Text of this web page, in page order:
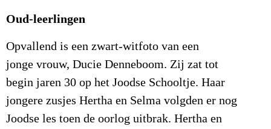
Oud-leerlingen
Opvallend is een zwart-witfoto van een
jonge vrouw, Ducie Denneboom. Zij zat tot
begin jaren 30 op het Joodse Schooltje. Haar
jongere zusjes Hertha en Selma volgden er nog
Joodse les toen de oorlog uitbrak. Hertha en